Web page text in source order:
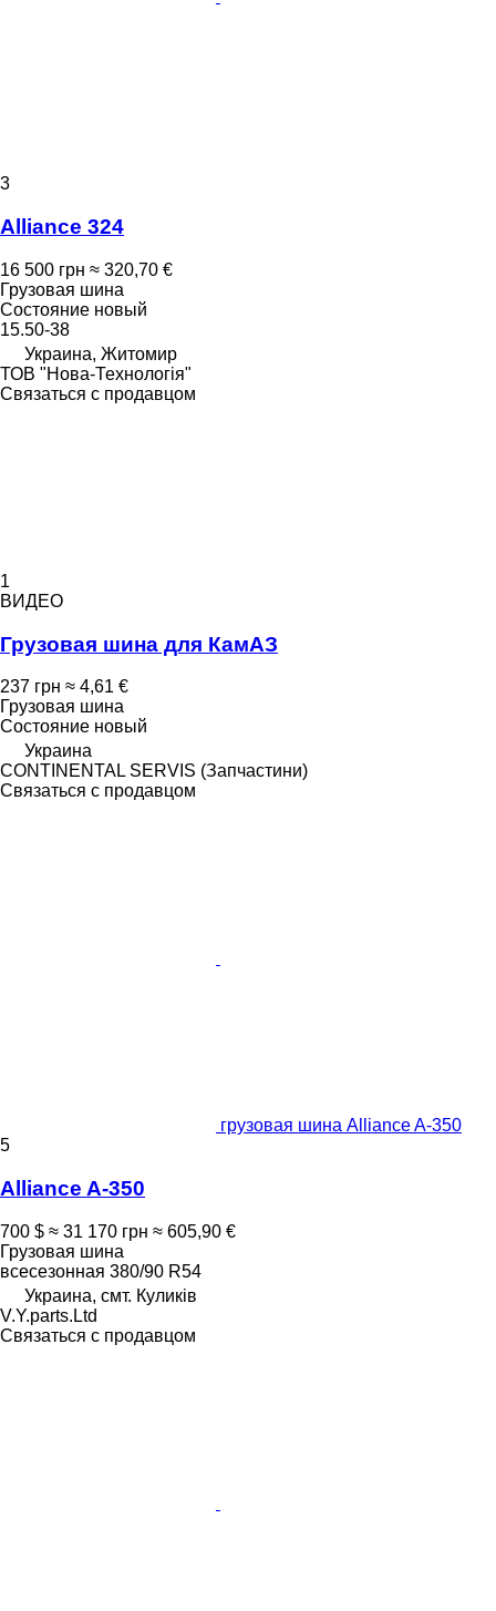
3
Alliance 324
16 500 грн ≈ 320,70 €
Грузовая шина
Состояние новый
15.50-38
Украина, Житомир
ТОВ "Нова-Технологія"
Связаться с продавцом
1
ВИДЕО
Грузовая шина для КамАЗ
237 грн ≈ 4,61 €
Грузовая шина
Состояние новый
Украина
CONTINENTAL SERVIS (Запчастини)
Связаться с продавцом
грузовая шина Alliance A-350
5
Alliance A-350
700 $ ≈ 31 170 грн ≈ 605,90 €
Грузовая шина
всесезонная 380/90 R54
Украина, смт. Куликів
V.Y.parts.Ltd
Связаться с продавцом